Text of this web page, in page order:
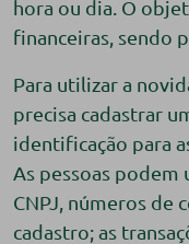
hora ou dia. O
financeiras, sendo
Para utilizar a
precisa cadastrar
identificação para
As pessoas podem
CNPJ, números de
cadastro; as